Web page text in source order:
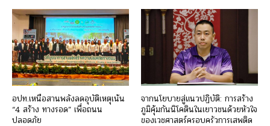
อปท.เหนือสานพลังลดอุบัติเหตุเน้น
“4 สร้าง ทางรอด” เพื่อถนน
ปลอดภัย
จากนโยบายสู่แนวปฏิบัติ: การสร้าง
ภูมิคุ้มกันนิโคตินในเยาวชนด้วยหัวใจ
ของเวชศาสตร์ครอบครัวการเสพติด